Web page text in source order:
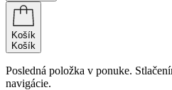
Košík
Košík
Posledná položka v ponuke.
navigácie.